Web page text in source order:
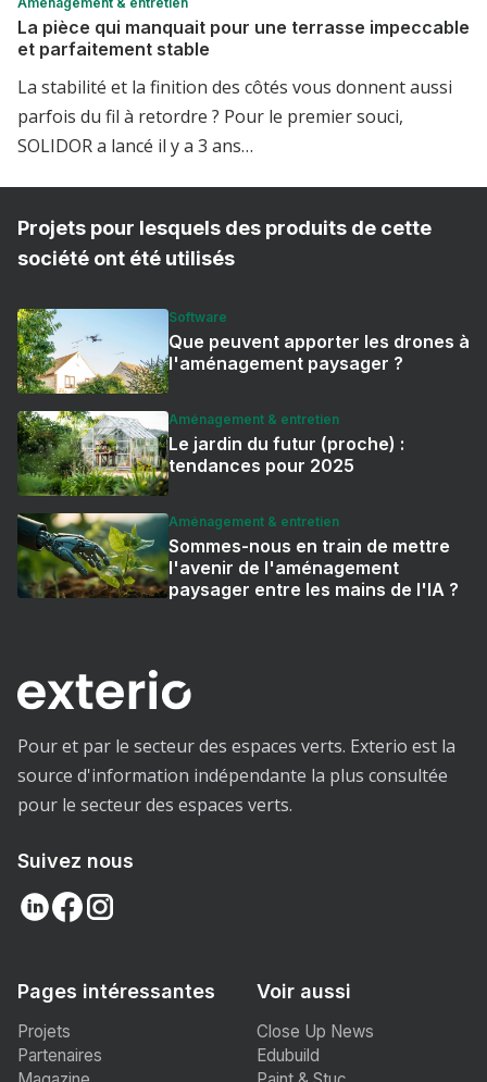
La pièce qui manquait pour une terrasse impeccable
et parfaitement stable
La stabilité et la finition des côtés vous donnent aussi
parfois du fil à retordre ? Pour le premier souci,
SOLIDOR a lancé il y a 3 ans…
Projets pour lesquels des produits de cette
société ont été utilisés
Software
Que peuvent apporter les drones à
l'aménagement paysager ?
Aménagement & entretien
Le jardin du futur (proche) :
tendances pour 2025
Aménagement & entretien
Sommes-nous en train de mettre
l'avenir de l'aménagement
paysager entre les mains de l'IA ?
Pour et par le secteur des espaces verts. Exterio est la
source d'information indépendante la plus consultée
pour le secteur des espaces verts.
Suivez nous
Pages intéressantes
Projets
Partenaires
Voir aussi
Close Up News
Edubuild